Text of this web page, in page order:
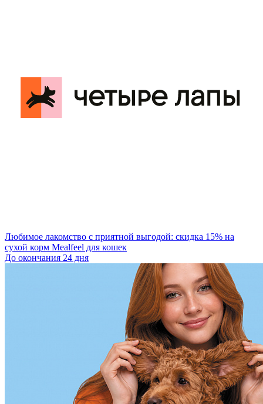
Любимое лакомство с приятной выгодой: скидка 15% на
сухой корм Mealfeel для кошек
До окончания 24 дня